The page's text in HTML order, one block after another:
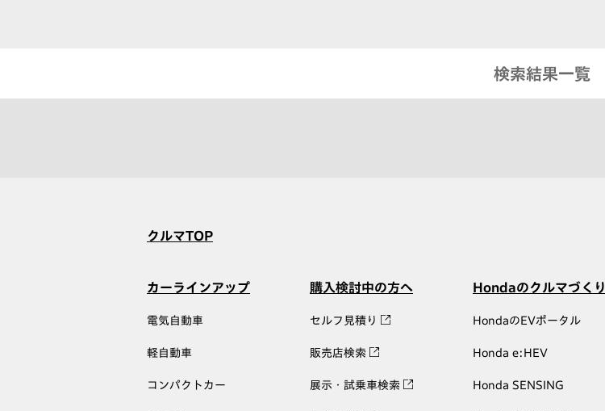
検索結果一覧
クルマTOP
カーラインアップ
電気自動車
軽自動車
コンパクトカー
購入検討中の方へ
セルフ見積り
販売店検索
展示・試乗車検索
Hondaのクルマづくり
HondaのEVポータル
Honda e:HEV
Honda SENSING